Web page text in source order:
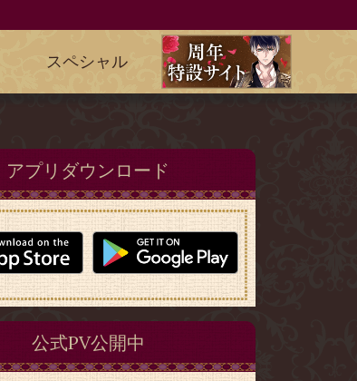
スペシャル
アプリダウンロード
公式PV公開中